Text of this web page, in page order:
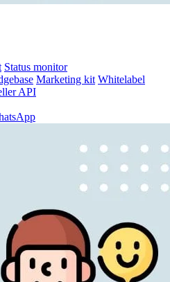
Status monitor
Marketing kit Whitelabel
API